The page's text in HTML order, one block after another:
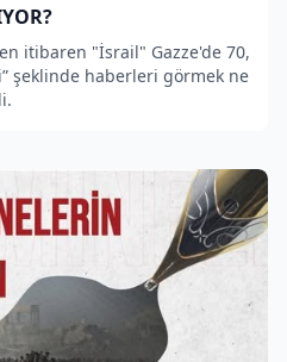
itibaren "İsrail" Gazze'de 70,
şeklinde haberleri görmek ne